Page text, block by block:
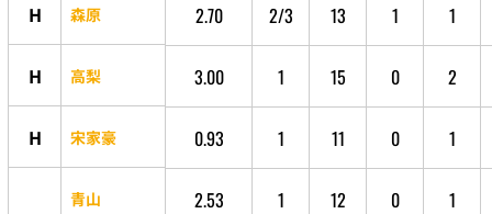
H 森原 2.70 2/3 13 1 1
H 高梨 3.00 1 15 0 2
H 宋家豪 0.93 1 11 0 1
青山 2.53 1 12 0 1